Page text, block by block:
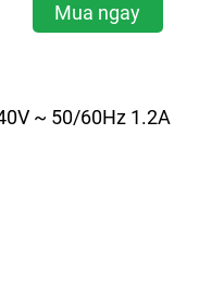
Mua ngay
~ 50/60Hz 1.2A